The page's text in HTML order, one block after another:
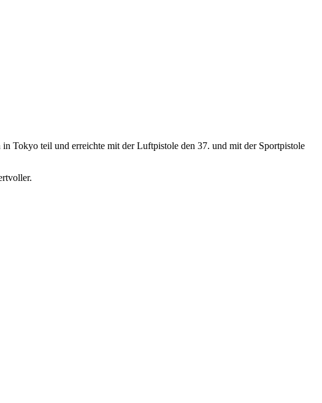
Tokyo teil und erreichte mit der Luftpistole den 37. und mit der Sportpistole